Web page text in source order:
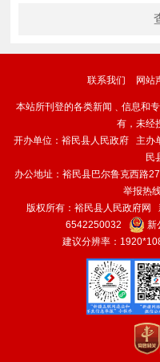
联系我们 网站
本站所刊登的各类新闻﹑信息和
有，未经
开办单位：裕民县人民政府 主办
民
办公地址：裕民县巴尔鲁克西路
举报热
版权所有：裕民县人民政府网
6542250032
新
建议分辨率：